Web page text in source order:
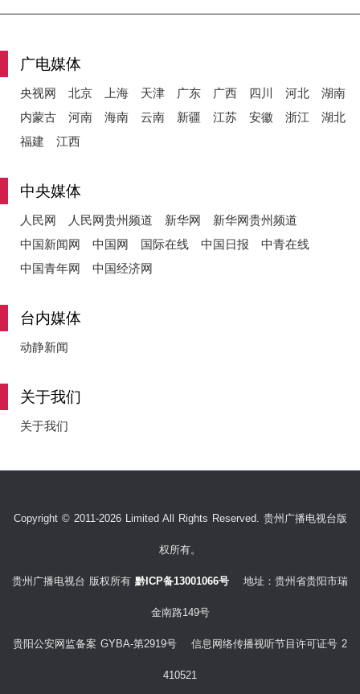
V
广电媒体
央视网 北京 上海 天津 广东 广西 四川 河北
湖南
内蒙古
河南 海南 云南 新疆 江苏 安徽 浙江
湖北
福建
江西
中央媒体
人民网 人民网贵州频道 新华网
新华网贵州频道
中国新闻网
中国网 国际在线 中国日报
中青在线
中国青年网
中国经济网
台内媒体
动静新闻
关于我们
关于我们
Copyright © 2011-2026 Limited All Rights Reserved. 贵州广播电视台版
权所有。
贵州广播电视台 版权所有 黔ICP备13001066号 地址：贵州省贵阳市瑞
金南路149号
贵阳公安网监备案 GYBA-第2919号 信息网络传播视听节目许可证号 2
410521